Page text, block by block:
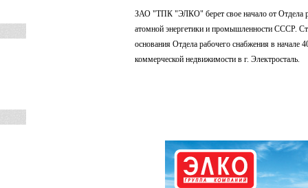
ЗАО "ТПК "ЭЛКО" берет свое начало от Отдела
атомной энергетики и промышленности СССР.
основания Отдела рабочего снабжения в
коммерческой недвижимости в г. Электросталь.